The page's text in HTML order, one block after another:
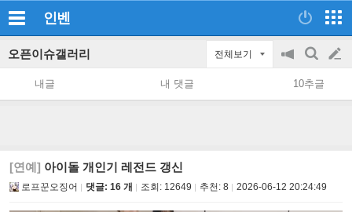
인벤
오픈이슈갤러리 전체보기
공
지
on/off
검
색
글
쓰
내글 내 댓글 10추글
[연예] 아이돌 개인기 레전드 갱신
로프꾼오징어 댓글: 16 개 조회: 12649 추천: 8 2026-06-12 20:24:49